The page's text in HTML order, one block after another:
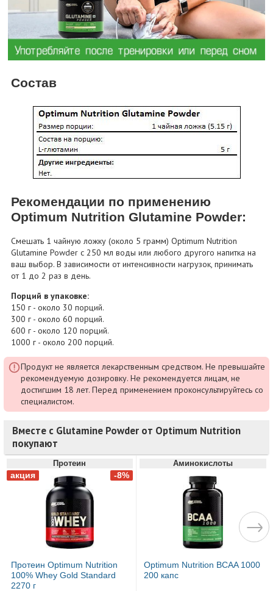
Состав
Рекомендации по применению
Optimum Nutrition Glutamine Powder:
Смешать 1 чайную ложку (около 5 грамм) Optimum Nutrition
Glutamine Powder с 250 мл воды или любого другого напитка на
ваш выбор. В зависимости от интенсивности нагрузок, принимать
от 1 до 2 раз в день.
Порций в упаковке:
150 г - около 30 порций.
300 г - около 60 порций.
600 г - около 120 порций.
1000 г - около 200 порций.
Продукт не является лекарственным средством. Не превышайте
рекомендуемую дозировку. Не рекомендуется лицам, не
достигшим 18 лет. Перед применением проконсультируйтесь со
специалистом.
Вместе с Glutamine Powder от Optimum Nutrition
покупают
Протеин
Протеин Optimum Nutrition
100% Whey Gold Standard
2270 г
Аминокислоты
Optimum Nutrition BCAA 1000
200 капс